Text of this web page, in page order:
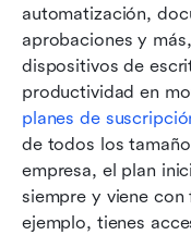
automatización,
aprobaciones y
dispositivos de
planes de
de todos los
empresa, el plan
siempre y viene con
ejemplo, tienes